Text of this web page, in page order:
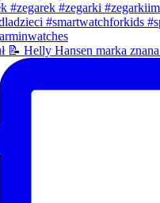
📝 Helly Hansen marka